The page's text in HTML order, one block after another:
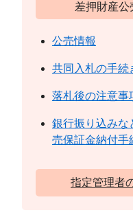
差押財産公
公売情報
共同入札の手続
落札後の注意事
銀行振り込みな
売保証金納付手
指定管理者